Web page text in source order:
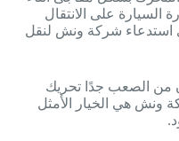
السيارة على الانتقال
استدعاء شركة ونش لنقل
من الصعب جدًا تحريك
ونش هي الخيار الأمثل